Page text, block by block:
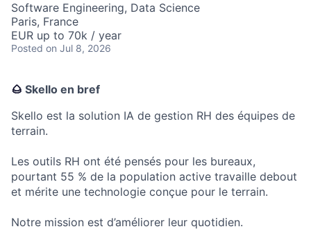
Software Engineering, Data Science
Paris, France
EUR up to 70k / year
Posted on Jul 8, 2026
🌰 Skello en bref
Skello est la solution IA de gestion RH des équipes de
terrain.
Les outils RH ont été pensés pour les bureaux,
pourtant 55 % de la population active travaille debout
et mérite une technologie conçue pour le terrain.
Notre mission est d’améliorer leur quotidien.